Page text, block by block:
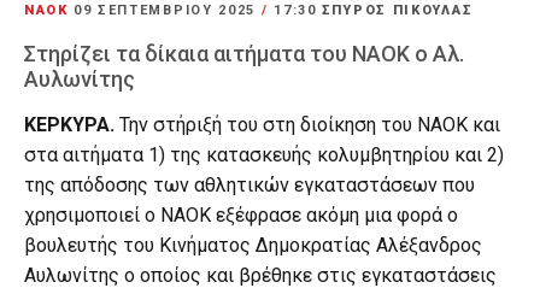
ΝΑΟΚ 09 ΣΕΠΤΕΜΒΡΊΟΥ 2025 / 17:30 ΣΠΥΡΟΣ ΠΙΚΟΥΛΑΣ
Στηρίζει τα δίκαια αιτήματα του ΝΑΟΚ ο Αλ.
Αυλωνίτης
ΚΕΡΚΥΡΑ. Την στήριξή του στη διοίκηση του ΝΑΟΚ και
στα αιτήματα 1) της κατασκευής κολυμβητηρίου και 2)
της απόδοσης των αθλητικών εγκαταστάσεων που
χρησιμοποιεί ο ΝΑΟΚ εξέφρασε ακόμη μια φορά ο
βουλευτής του Κινήματος Δημοκρατίας Αλέξανδρος
Αυλωνίτης ο οποίος και βρέθηκε στις εγκαταστάσεις